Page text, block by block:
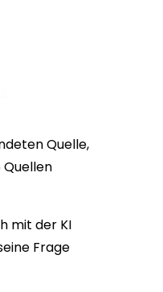
Quelle,
mit der KI
Frage